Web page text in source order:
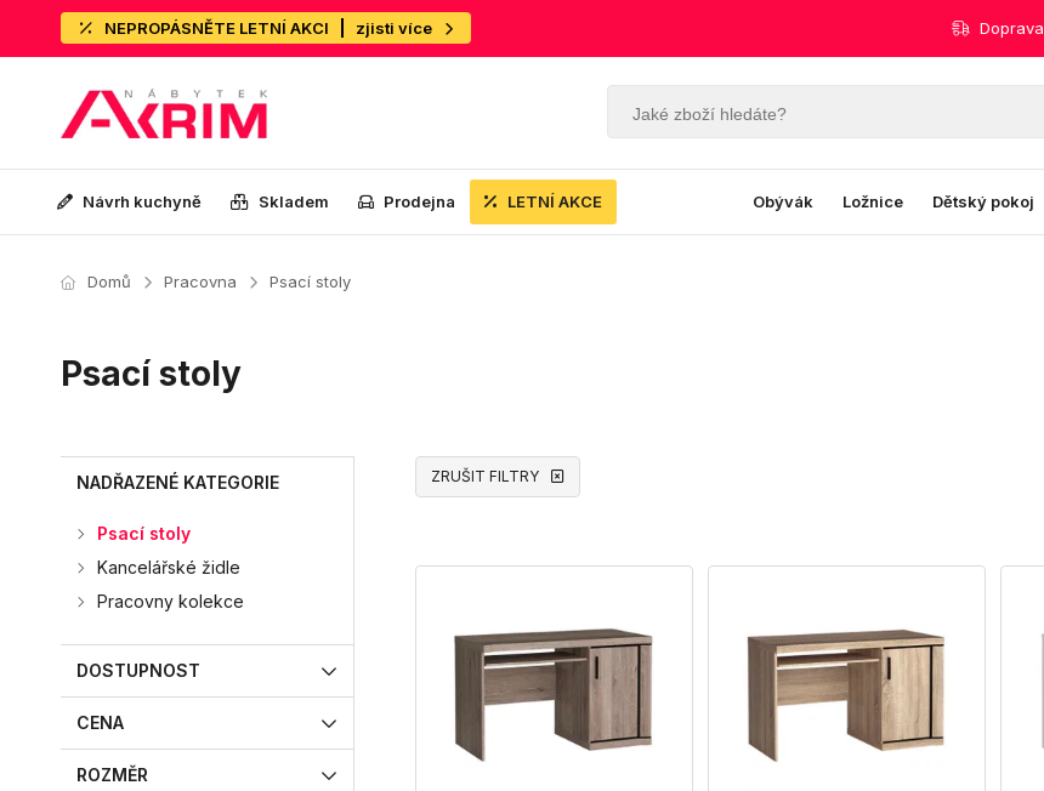
NEPROPÁSNĚTE LETNÍ AKCI zjisti více Doprava
Návrh kuchyně Skladem Prodejna LETNÍ AKCE Obývák Ložnice Dětský pokoj
Domů Pracovna Psací stoly
Psací stoly
NADŘAZENÉ KATEGORIE
Psací stoly
Kancelářské židle
Pracovny kolekce
DOSTUPNOST
CENA
ROZMĚR
ZRUŠIT FILTRY